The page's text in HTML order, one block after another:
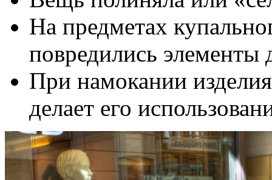
На предметах
повредились
При намокании
делает его